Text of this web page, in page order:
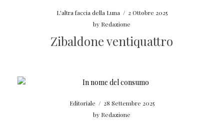
L'altra faccia della Luna / 2 Ottobre 2025
by Redazione
Zibaldone ventiquattro
Editoriale / 28 Settembre 2025
by Redazione